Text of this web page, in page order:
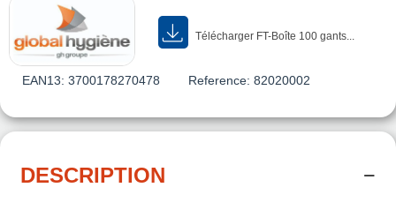
Télécharger FT-Boîte 100 gants...
EAN13: 3700178270478 Reference: 82020002
DESCRIPTION